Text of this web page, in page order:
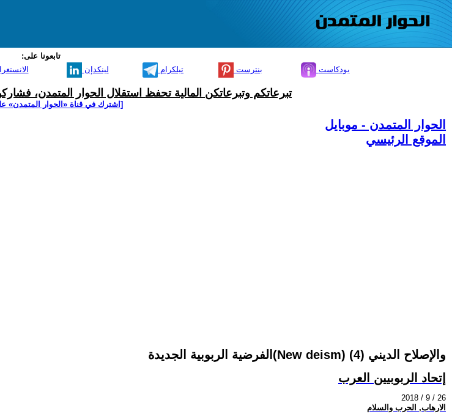
تابعونا على:
لينكدإن تيلكرام بنترست بودكاست
تبرعاتكم وتبرعاتكن المالية تحفظ استقلال الحوار المتمدن،
[اشترك في قناة ‫«الحوار المتمدن»
الحوار المتمدن - موبايل
الموقع الرئيسي
الفرضية الربوبية الجديدة(New deism) والإصلاح الديني (4)
إتحاد الربوبيين العرب
2018 / 9 / 26
الارهاب, الحرب والسلام